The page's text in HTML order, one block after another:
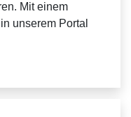
Mit einem
unserem Portal